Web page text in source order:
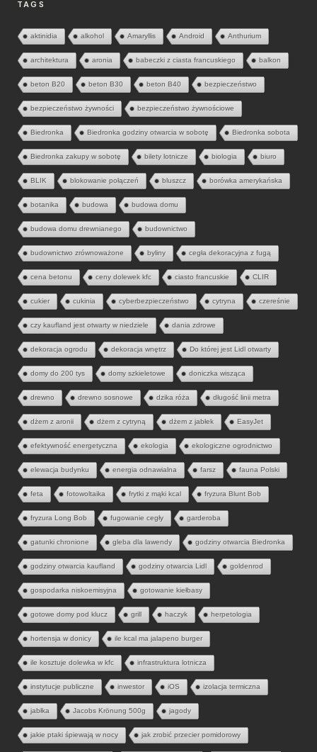
TAGS
aktinidia alkohol Amaryllis Android Anthurium
architektura aronia babeczki z ciasta francuskiego balkon
beton B20 beton B30 beton B40 bezpieczeństwo
bezpieczeństwo żywności bezpieczeństwo żywnościowe
Biedronka Biedronka godziny otwarcia w sobotę Biedronka sobota
Biedronka zakupy w sobotę bilety lotnicze biologia biuro
BLIK blokowanie połączeń bluszcz borówka amerykańska
botanika budowa budowa domu
budowa domu drewnianego budownictwo
budownictwo zrównoważone byliny cegła dekoracyjna z fugą
cena betonu ceny dolewek kfc ciasto francuskie CLIR
cukier cukinia cyberbezpieczeństwo cytryna czereśnie
czy kaufland jest otwarty w niedziele dania zdrowe
dekoracja ogrodu dekoracja wnętrz Do której jest Lidl otwarty
domy do 200 tys domy szkieletowe doniczka wisząca
drewno drewno sosnowe dzika róża długość linii metra
dżem z aronii dżem z cytryną dżem z jabłek EasyJet
efektywność energetyczna ekologia ekologiczne ogrodnictwo
elewacja budynku energia odnawialna farsz fauna Polski
feta fotowoltaika frytki z mąki kcal fryzura Blunt Bob
fryzura Long Bob fugowanie cegły garderoba
gatunki chronione gleba dla lawendy godziny otwarcia Biedronka
godziny otwarcia kaufland godziny otwarcia Lidl goldenrod
gospodarka niskoemisyjna gotowanie kiełbasy
gotowe domy pod klucz grill haczyk herpetologia
hortensja w donicy ile kcal ma jalapeno burger
ile kosztuje dolewka w kfc infrastruktura lotnicza
instytucje publiczne inwestor iOS izolacja termiczna
jabłka Jacobs Krönung 500g jagody
jakie ptaki śpiewają w nocy jak zrobić przecier pomidorowy